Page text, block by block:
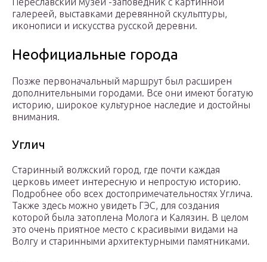
галереей, выставками деревянной скульптуры,
иконописи и искусства русской деревни.
Неофициальные города
Позже первоначальный маршрут был расширен
дополнительными городами. Все они имеют богатую
историю, широкое культурное наследие и достойны
внимания.
Углич
Старинный волжский город, где почти каждая
церковь имеет интересную и непростую историю.
Подробнее обо всех достопримечательностях Углича.
Также здесь можно увидеть ГЭС, для создания
которой была затоплена Молога и Калязин. В целом
это очень приятное место с красивыми видами на
Волгу и старинными архитектурными памятниками.